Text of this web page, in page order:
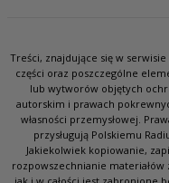
Treści, znajdujące się w
części oraz poszczególne
lub wytworów objętych
autorskim i prawach
własności przemysłowej.
przysługują Polskiemu
Jakiekolwiek kopiowanie,
rozpowszechnianie